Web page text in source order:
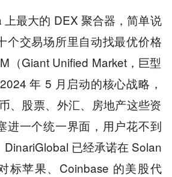
最大的 DEX 聚合器，简单说
个交易场所里自动找最优价格
（Giant Unified Market，巨型
年 5 月启动的核心战略，
、股票、外汇、房地产这些资
进一个统一界面，用户花不到
DinariGlobal 已经承诺在 Solan
标苹果、Coinbase 的美股代